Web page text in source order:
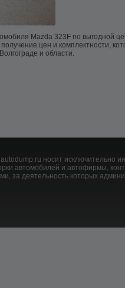
Mazda 323F по выгодной
цен и комплектности,
и области.
носит исключительно
автомобилей и автофирмы,
за деятельность которых